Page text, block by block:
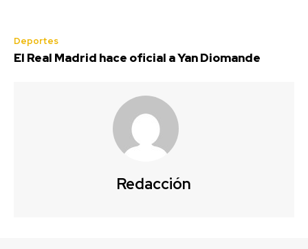
Deportes
El Real Madrid hace oficial a Yan Diomande
Redacción